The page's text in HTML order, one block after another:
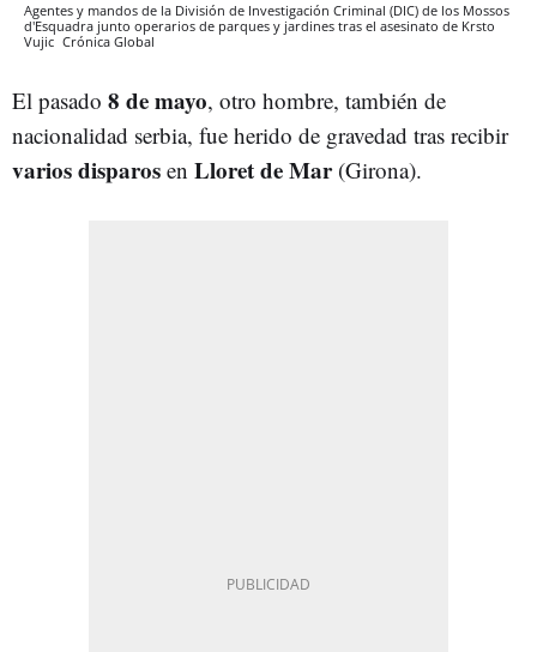
Agentes y mandos de la División de Investigación Criminal (DIC) de los Mossos
d'Esquadra junto operarios de parques y jardines tras el asesinato de Krsto
Vujic Crónica Global
El pasado 8 de mayo, otro hombre, también de
nacionalidad serbia, fue herido de gravedad tras recibir
varios disparos en Lloret de Mar(Girona).